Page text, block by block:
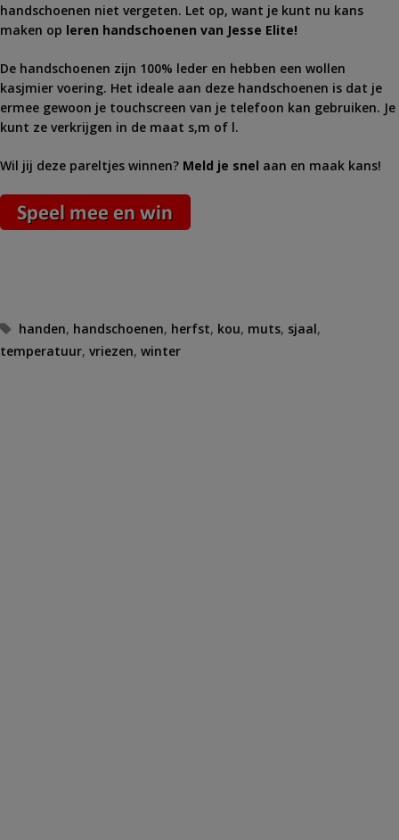
handschoenen niet vergeten. Let op, want je kunt nu kans
maken op leren handschoenen van Jesse Elite!
De handschoenen zijn 100% leder en hebben een wollen
kasjmier voering. Het ideale aan deze handschoenen is dat je
ermee gewoon je touchscreen van je telefoon kan gebruiken. Je
kunt ze verkrijgen in de maat s,m of l.
Wil jij deze pareltjes winnen? Meld je snel aan en maak kans!
Tags
handen, handschoenen, herfst, kou, muts, sjaal,
temperatuur, vriezen, winter